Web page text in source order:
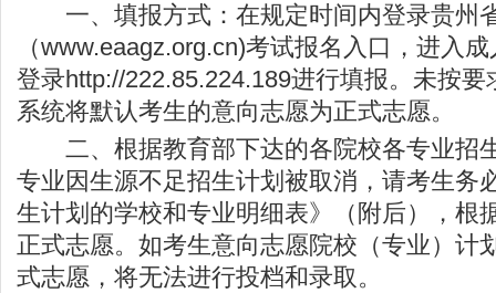
一、填报方式：在规定时间内登录贵州
（www.eaagz.org.cn)考试报名入口，进入
登录http://222.85.224.189进行填报。未按要
系统将默认考生的意向志愿为正式志愿。
二、根据教育部下达的各院校各专业招
专业因生源不足招生计划被取消，请考生务
生计划的学校和专业明细表》（附后），根
正式志愿。如考生意向志愿院校（专业）计
式志愿，将无法进行投档和录取。